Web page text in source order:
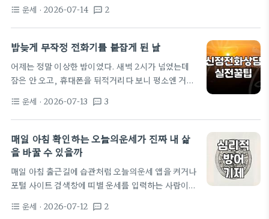
하게 퇴사했는데, 결과적으로는 거의 6개월을 공백기
이거나 이직, 금전 문제처럼 당장 눈에 보이는 해결책
이 없을 때 그렇습니다. 실제로 주변을 보면 답답한 마
음을 어디라도 털어놓고 싶은 심정으로 무속인이나 사
라고만 생각했는데, 막상 고민이 깊어지니 누군가에
게 내 상황을 이야기하고 방향성을 듣고 싶다는 생각
이 들더군요. 다만, 무작정 찾아가기보다는 미리 어떤
format_list_bulleted 운세 · 2026-07-14 textsms 2
밤늦게 무작정 전화기를 붙잡게 된 날
어제는 정말 이상한 밤이었다. 새벽 2시가 넘었는데
잠은 안 오고, 휴대폰을 뒤적거리다 보니 평소엔 거들
전 광명 쪽 어디 철학관에 갔다가 '내년에는 조심해야
한다'는 말을 듣고 1년 내내 전전긍긍했던 기억이 있어
서 그 뒤로는 발길을 끊었었다. 그런데 희한하게 어제
는 마음이 너무 복잡해서 누가 대신 답 좀 내려줬으면
라는 걸 처음 눌러봤다. 1분당 돈이 빠져나가는 긴장
감 앱을 켜니까 분당 요금이 꽤 촘촘하게 책정되어 있
었다. 대충 기억하기로 1분에…
format_list_bulleted 운세 · 2026-07-13 textsms 3
매일 아침 확인하는 오늘의운세가 진짜 내 삶
을 바꿀 수 있을까
매일 아침 출근길에 습관처럼 오늘의운세 앱을 켜거나
포털 사이트 검색창에 띠별 운세를 입력하는 사람이
는 입장에서 보면, 이런 행동은 단순히 미신에 의존하
format_list_bulleted 운세 · 2026-07-12 textsms 2